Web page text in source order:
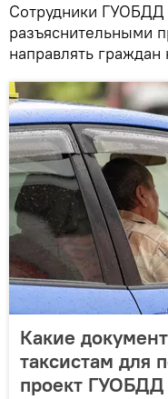
Сотрудники ГУОБДД
разъяснительными
направлять
Какие
таксистам для
проект ГУОБДД